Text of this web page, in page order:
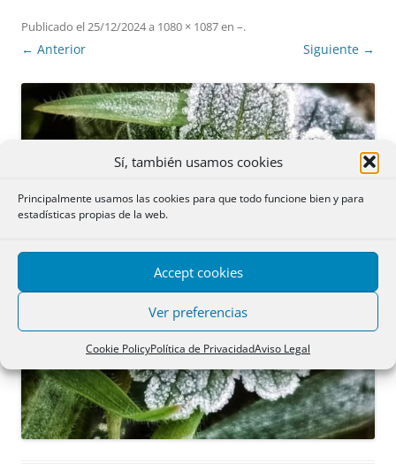
Sí, también usamos cookies
Principalmente usamos las cookies para que todo funcione bien y para
estadísticas propias de la web.
Accept cookies
Ver preferencias
Cookie PolicyPolítica de PrivacidadAviso Legal
Publicado el25/12/2024a 1080 × 1087en –.
← Anterior Siguiente →